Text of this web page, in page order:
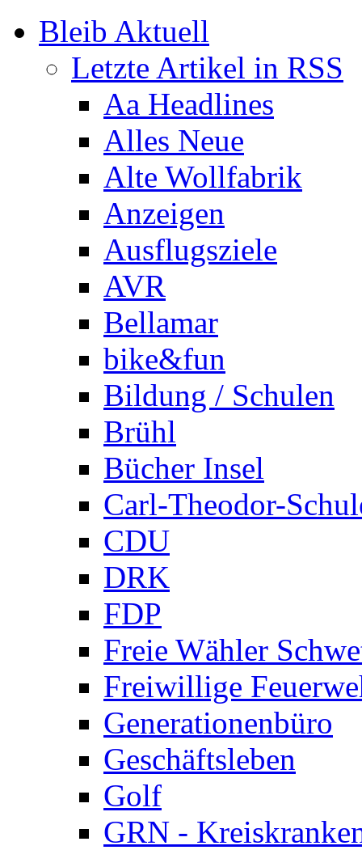
Bleib Aktuell
Letzte Artikel in RSS
Aa Headlines
Alles Neue
Alte Wollfabrik
Anzeigen
Ausflugsziele
AVR
Bellamar
bike&fun
Bildung / Schulen
Brühl
Bücher Insel
Carl-Theodor-
CDU
DRK
FDP
Freie Wähler
Freiwillige
Generationenbüro
Geschäftsleben
Golf
GRN -